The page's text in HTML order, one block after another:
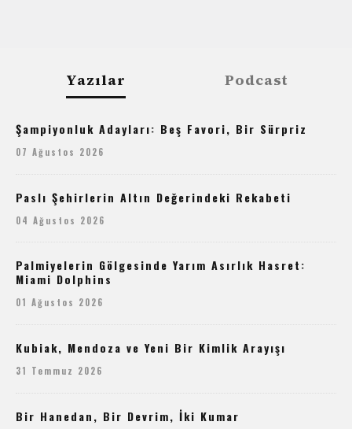
Yazılar Podcast
Şampiyonluk Adayları: Beş Favori, Bir Sürpriz
07 Ağustos 2026
Paslı Şehirlerin Altın Değerindeki Rekabeti
04 Ağustos 2026
Palmiyelerin Gölgesinde Yarım Asırlık Hasret:
Miami Dolphins
01 Ağustos 2026
Kubiak, Mendoza ve Yeni Bir Kimlik Arayışı
31 Temmuz 2026
Bir Hanedan, Bir Devrim, İki Kumar